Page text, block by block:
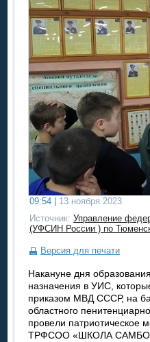
09:54 |
13 ноября 2023
Источник: Управление
(УФСИН России ) по
Версия для печати
Накануне дня
назначения в УИС,
приказом МВД СССР, на
областного
провели патриотическое
ТРФСОО «ШКОЛА